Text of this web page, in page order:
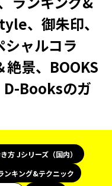
、御朱印、
シャルコラ
絶景、BOOKS
D-Booksのガ
方 Jシリーズ（国内）
ンキング&テクニック